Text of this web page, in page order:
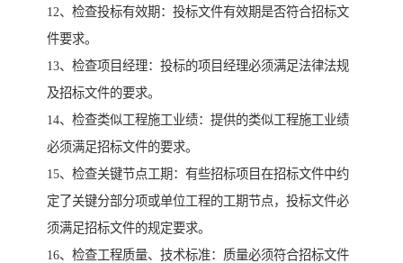
12、检查投标有效期：投标文件有效期是否符合招标文
件要求。
13、检查项目经理：投标的项目经理必须满足法律法规
及招标文件的要求。
14、检查类似工程施工业绩：提供的类似工程施工业绩
必须满足招标文件的要求。
15、检查关键节点工期：有些招标项目在招标文件中约
定了关键分部分项或单位工程的工期节点，投标文件必
须满足招标文件的规定要求。
16、检查工程质量、技术标准：质量必须符合招标文件